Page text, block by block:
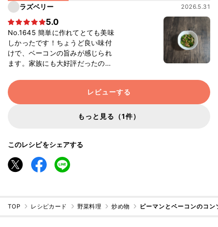
ラズベリー 2026.5.31
5.0
No.1645 簡単に作れてとても美味
しかったです！ちょうど良い味付
けで、ベーコンの旨みが感じられ
ます。家族にも大好評だったの
レビューする
もっと見る（1件）
このレシピをシェアする
TOP レシピカード 野菜料理 炒め物 ピーマンとベーコンのコ